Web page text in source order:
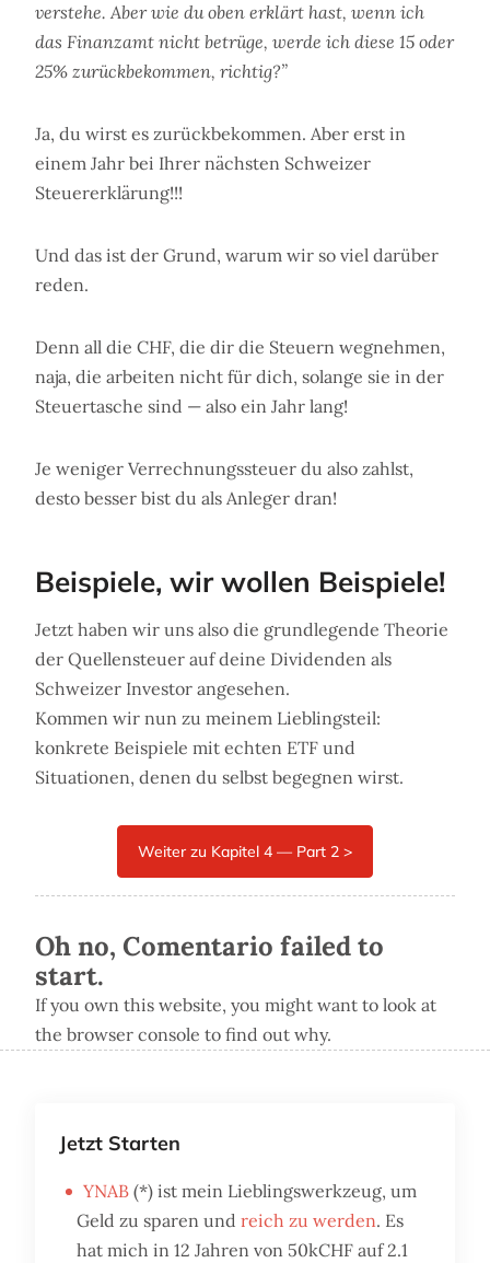
verstehe. Aber wie du oben erklärt hast, wenn ich
das Finanzamt nicht betrüge, werde ich diese 15 oder
25% zurückbekommen, richtig?”
Ja, du wirst es zurückbekommen. Aber erst in
einem Jahr bei Ihrer nächsten Schweizer
Steuererklärung!!!
Und das ist der Grund, warum wir so viel darüber
reden.
Denn all die CHF, die dir die Steuern wegnehmen,
naja, die arbeiten nicht für dich, solange sie in der
Steuertasche sind — also ein Jahr lang!
Je weniger Verrechnungssteuer du also zahlst,
desto besser bist du als Anleger dran!
Beispiele, wir wollen Beispiele!
Jetzt haben wir uns also die grundlegende Theorie
der Quellensteuer auf deine Dividenden als
Schweizer Investor angesehen.
Kommen wir nun zu meinem Lieblingsteil:
konkrete Beispiele mit echten ETF und
Situationen, denen du selbst begegnen wirst.
Oh no, Comentario failed to
start.
If you own this website, you might want to look at
the browser console to find out why.
Jetzt Starten
YNAB (*) ist mein Lieblingswerkzeug, um
Geld zu sparen undreich zu werden. Es
hat mich in 12 Jahren von 50kCHF auf 2.1